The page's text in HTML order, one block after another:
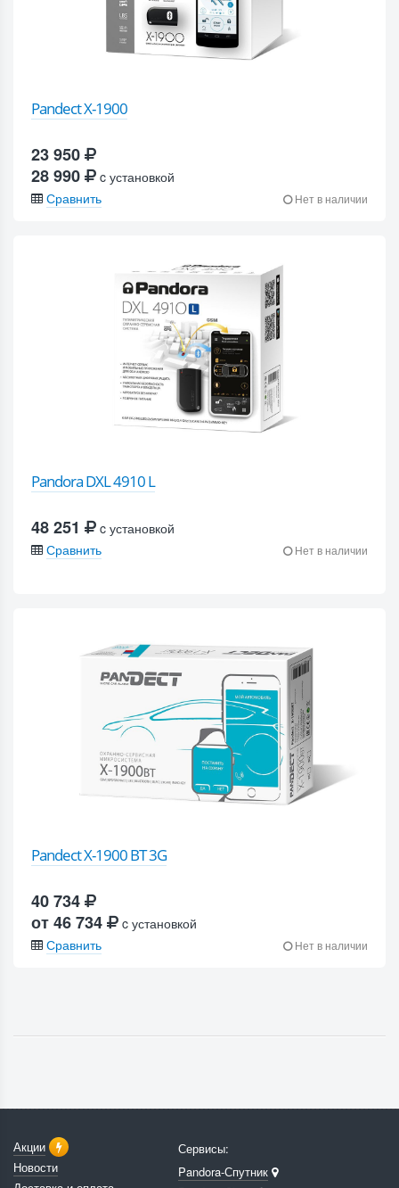
Pandect X-1900
23 950
28 990
c установкой
Сравнить
Нет в наличии
Pandora DXL 4910 L
48 251
c установкой
Сравнить
Нет в наличии
Pandect X-1900 BT 3G
40 734
от 46 734
c установкой
Сравнить
Нет в наличии
Акции
Новости
Сервисы:
Pandora-Спутник